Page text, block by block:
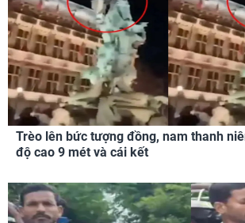
Trèo lên bức tượng đồng, nam thanh
độ cao 9 mét và cái kết